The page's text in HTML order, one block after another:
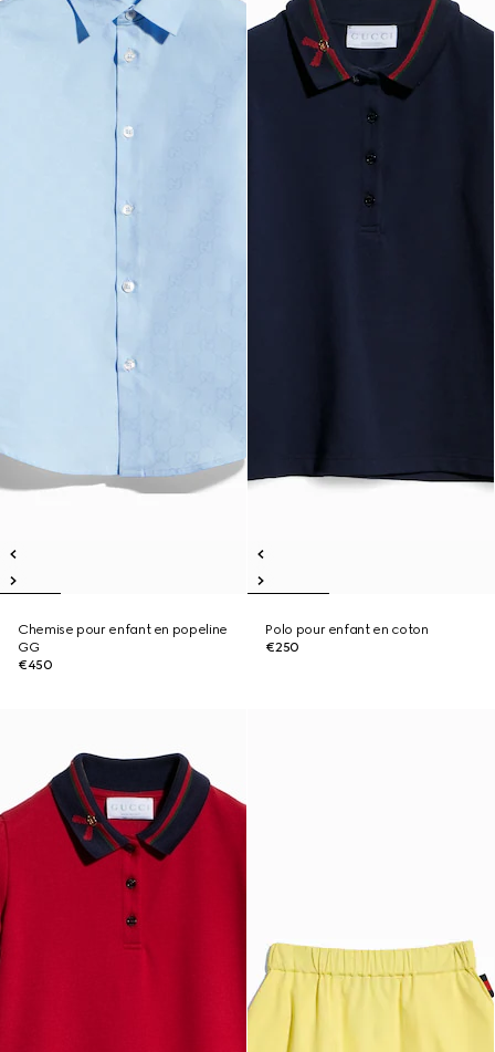
Chemise pour enfant en popeline
GG
€450
Polo pour enfant en coton
€250